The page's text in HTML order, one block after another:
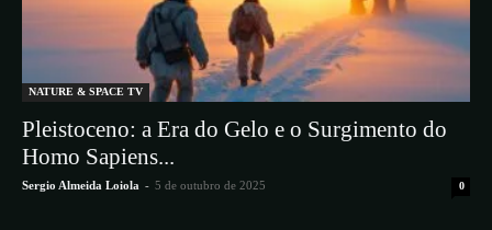
NATURE & SPACE TV
Pleistoceno: a Era do Gelo e o Surgimento do
Homo Sapiens...
Sergio Almeida Loiola - 5 de outubro de 2025 0